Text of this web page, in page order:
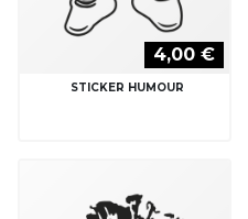
4,00 €
STICKER HUMOUR